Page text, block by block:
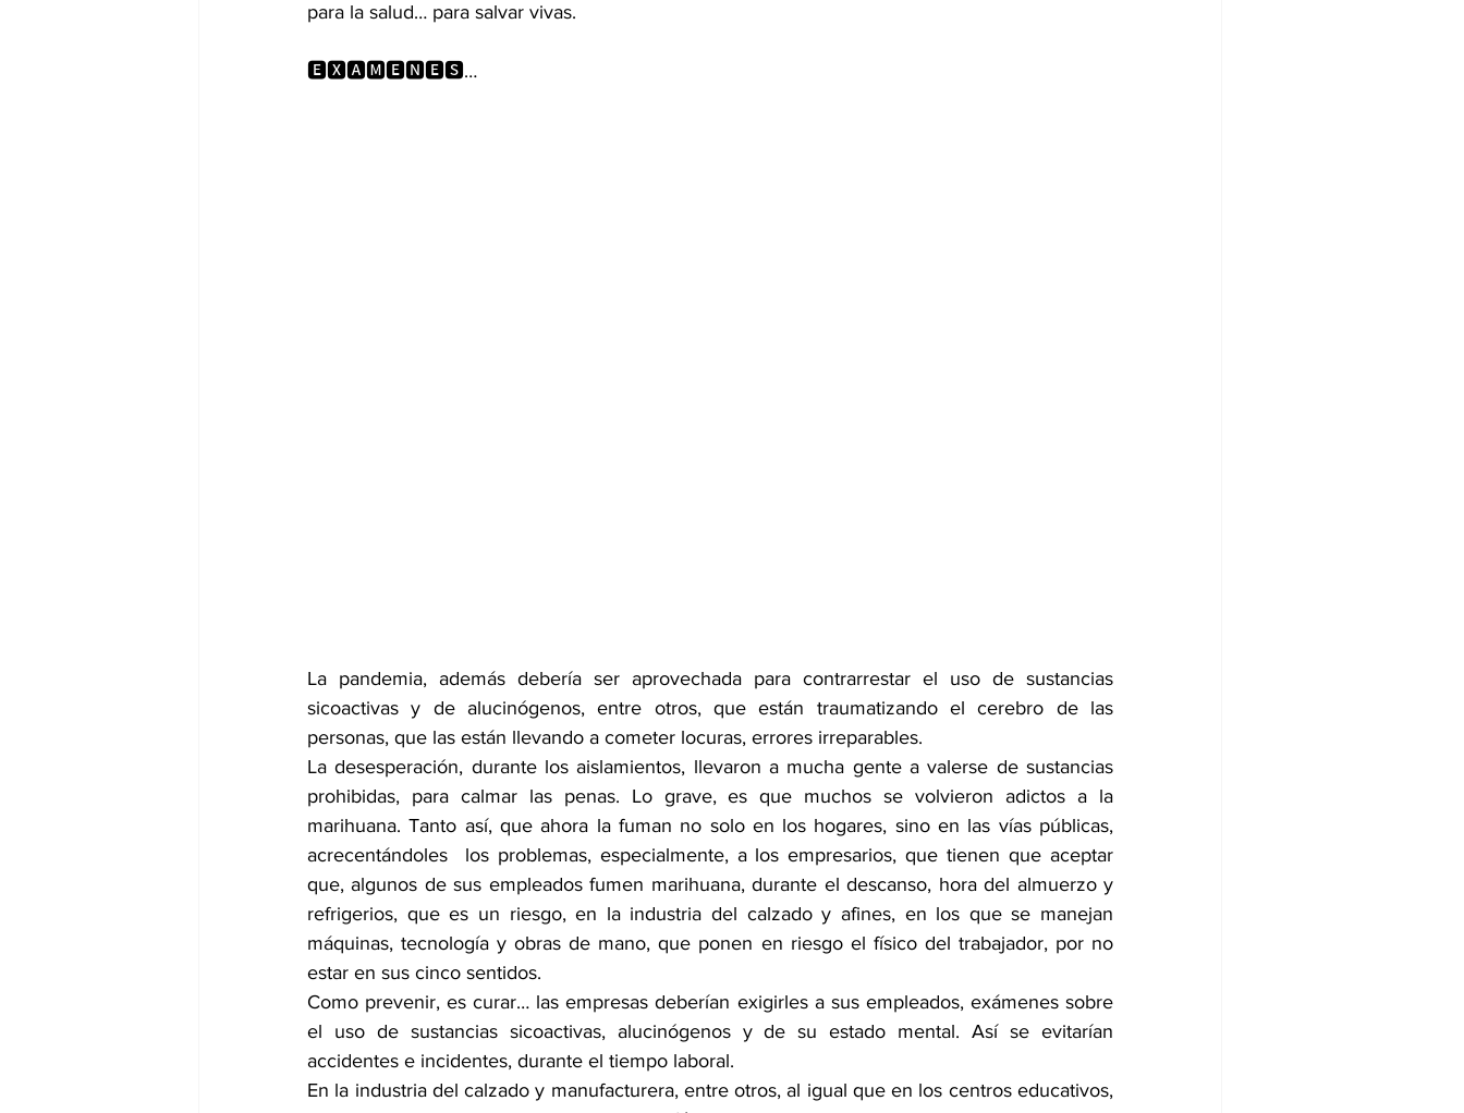
para la salud… para salvar vivas.
🅴🆇🅰🅼🅴🅽🅴🆂…
La pandemia, además debería ser aprovechada para contrarrestar el uso de sustancias
sicoactivas y de alucinógenos, entre otros, que están traumatizando el cerebro de las
personas, que las están llevando a cometer locuras, errores irreparables.
La desesperación, durante los aislamientos, llevaron a mucha gente a valerse de sustancias
prohibidas, para calmar las penas. Lo grave, es que muchos se volvieron adictos a la
marihuana. Tanto así, que ahora la fuman no solo en los hogares, sino en las vías públicas,
acrecentándoles  los problemas, especialmente, a los empresarios, que tienen que aceptar
que, algunos de sus empleados fumen marihuana, durante el descanso, hora del almuerzo y
refrigerios, que es un riesgo, en la industria del calzado y afines, en los que se manejan
máquinas, tecnología y obras de mano, que ponen en riesgo el físico del trabajador, por no
estar en sus cinco sentidos.
Como prevenir, es curar… las empresas deberían exigirles a sus empleados, exámenes sobre
el uso de sustancias sicoactivas, alucinógenos y de su estado mental. Así se evitarían
accidentes e incidentes, durante el tiempo laboral.
En la industria del calzado y manufacturera, entre otros, al igual que en los centros educativos,